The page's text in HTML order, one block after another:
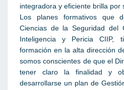
integradora y eficiente brilla por
Los planes formativos que
Ciencias de la Seguridad del
Inteligencia y Pericia CIIP,
formación en la alta dirección
somos conscientes de que el
tener claro la finalidad y
desarrollarse un plan de